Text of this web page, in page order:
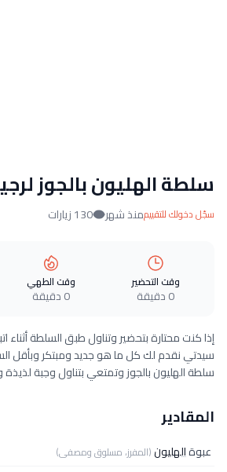
سلطة الهليون بالجوز
سجّل دخولك للتقييممنذ شهر 130 زيارات
وقت التحضير
0 دقيقة
وقت الطهي
0 دقيقة
إذا كنت محتارة بتحضير وتناول طبق السلطة أثناء
سيدتي نقدم لك كل ما هو جديد ومبتكر وبأقل
سلطة الهليون بالجوز وتمتعي بتناول وجبة
المقادير
عبوةالهليون(المفرز، مسلوق ومصفى)